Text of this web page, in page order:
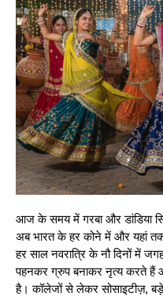
आज के समय में गरबा और डांडिया
अब भारत के हर कोने में और यहां
हर साल नवरात्रि के नौ दिनों में
पहनकर ग्रुप बनाकर नृत्य करते हैं
है। कॉलेजों से लेकर सोसाइटीज़, बड़े